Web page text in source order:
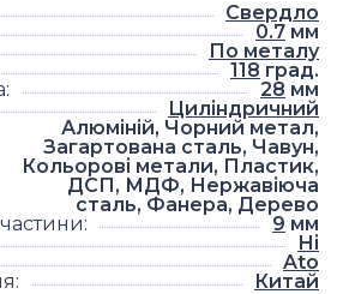
Свердло
0.7 мм
По металу
118 град.
: 28 мм
Циліндричний
Алюміній, Чорний метал,
Загартована сталь, Чавун,
Кольорові метали, Пластик,
ДСП, МДФ, Нержавіюча
сталь, Фанера, Дерево
: 9 мм
Ні
Ato
: Китай